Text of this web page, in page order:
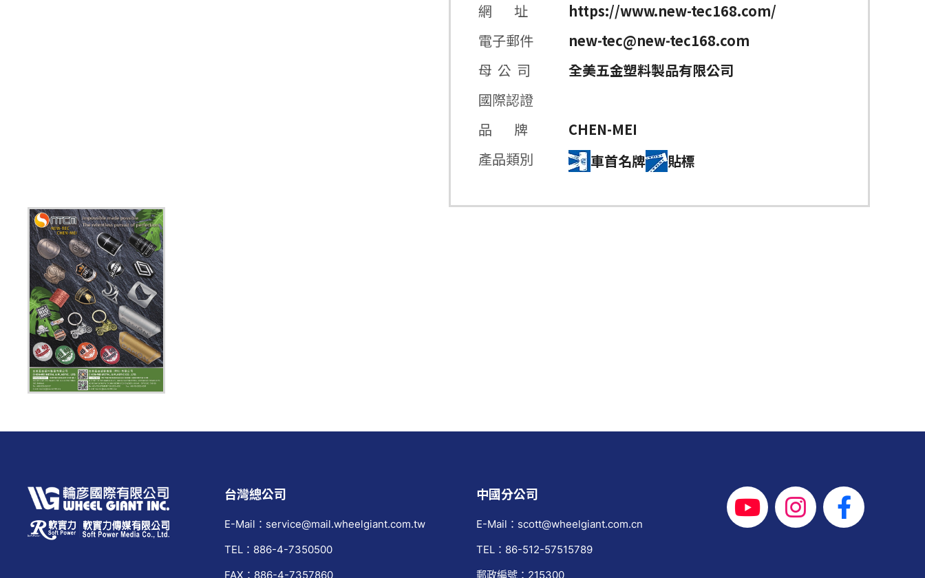
網 址
https://www.new-tec168.com/
電子郵件
new-tec@new-tec168.com
母 公 司
全美五金塑料製品有限公司
國際認證
品 牌
CHEN-MEI
產品類別
車首名牌 貼標
台灣總公司
E-Mail：service@mail.wheelgiant.com.tw
TEL：886-4-7350500
FAX：886-4-7357860
中國分公司
E-Mail：scott@wheelgiant.com.cn
TEL：86-512-57515789
郵政編號：215300